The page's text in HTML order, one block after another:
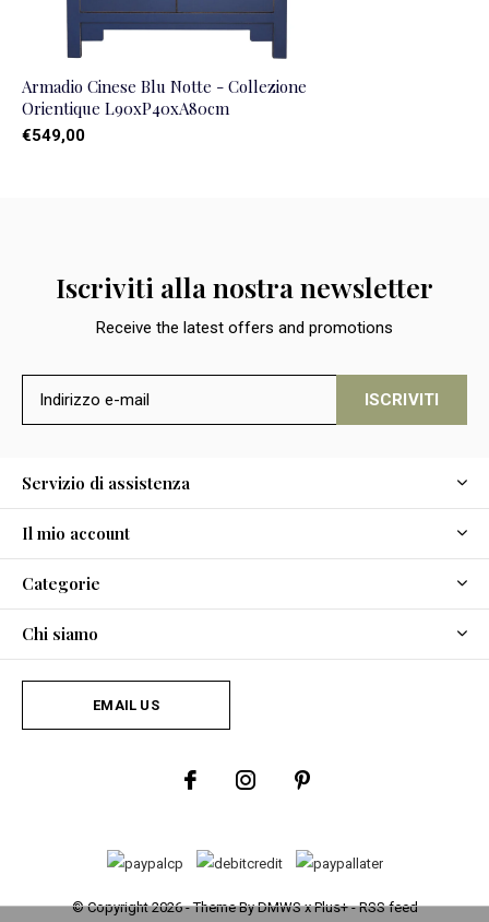
Armadio Cinese Blu Notte - Collezione
Orientique L90xP40xA80cm
€549,00
Iscriviti alla nostra newsletter
Receive the latest offers and promotions
ISCRIVITI
Servizio di assistenza
Il mio account
Categorie
Chi siamo
EMAIL US
© Copyright2026- Theme ByDMWSxPlus+-RSS feed